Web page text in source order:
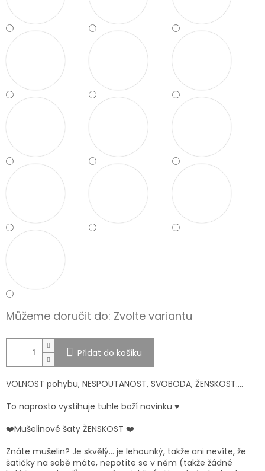
Můžeme doručit do: Zvolte variantu
Přidat do košíku
VOLNOST pohybu, NESPOUTANOST, SVOBODA, ŽENSKOST....
To naprosto vystihuje tuhle boží novinku ♥️
❤️Mušelinové šaty ŽENSKOST ❤️
Znáte mušelin? Je skvělý… je lehounký, takže ani nevíte, že
šatičky na sobě máte, nepotíte se v něm (takže žádné